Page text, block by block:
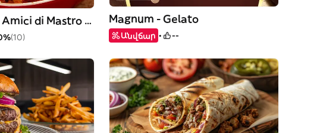
Rosticceria Gli Amici di Mastro Ciccio
(10)
Magnum - Gelato
Անվճար --